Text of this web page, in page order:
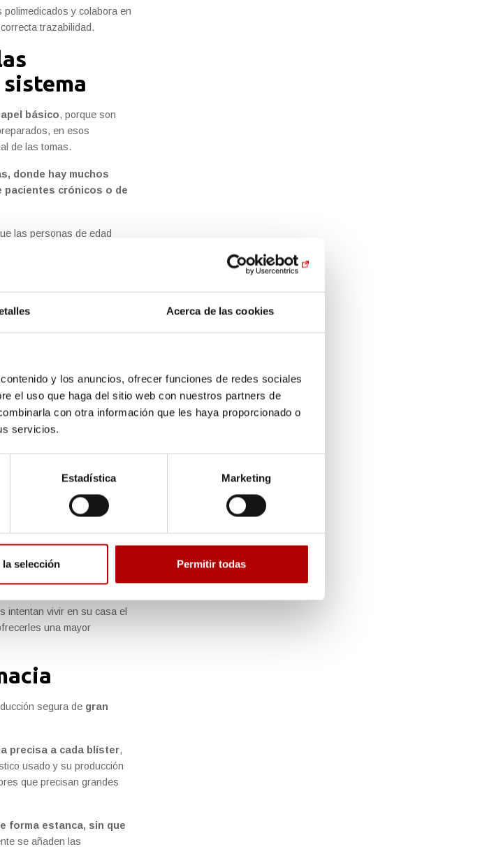
Acerca de las cookies
y los anuncios, ofrecer funciones de redes sociales
el uso que haga del sitio web con nuestros partners de
con otra información que les haya proporcionado o
servicios.
Estadística Marketing
selección Permitir todas
y colabora en
trazabilidad.
básico, porque son
en esos
de las tomas.
donde hay muchos
pacientes crónicos o de
las personas de edad
y estos
de
puede serlo
plazo y en la cantidad
tener algún problema
que supondrían la no
médico-paciente
autónoma ya que es el
y dosis marcadas por
tienen una gran
con eficacia, lo que hace
los SDP minimiza
intentan vivir en su casa el
una mayor
segura de gran
precisa a cada blíster,
usado y su producción
que precisan grandes
forma estanca, sin que
se añaden las